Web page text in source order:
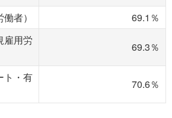
者）
69.1％
雇用労
69.3％
ト・有
70.6％